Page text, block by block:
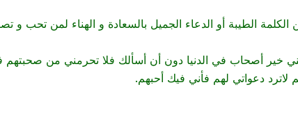
الطيبة أو الدعاء الجميل بالسعادة و الهناء لمن تحب
خير أصحاب في الدنيا دون أن أسألك فلا تحرمني من
لاترد دعواتي لهم فأني فيك أحبهم.